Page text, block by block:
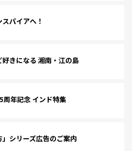
パイアへ！
きになる 湘南・江の島
周年記念 インド特集
」シリーズ広告のご案内